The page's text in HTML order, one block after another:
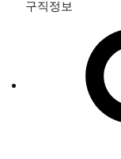
구직정보